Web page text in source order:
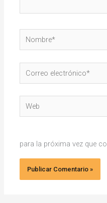
Nombre*
Correo
electrónico*
Web
para la próxima vez que